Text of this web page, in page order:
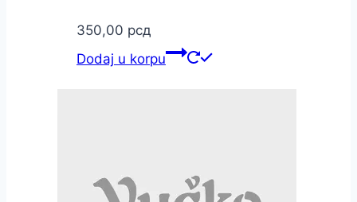
350,00 рсд
Dodaj u korpu